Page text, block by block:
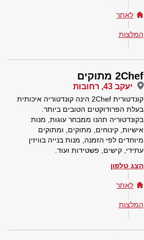
לאתר
המלצות
2Chef מתוקים
יעקב 43, רחובות
קונדטורית 2Chef הינה קונדטוריה איכותית
בעלת הפרודוקטים הטובים ביותר.
בקונדטוריה תהנו ממבחר עוגות, מנות
אישיות, קינוחים, מתוקים, ומתוקים
מיוחדים לפי הזמנה, מנות בנייה בוויזין
עתידי, קישים, פשטידות ועוד.
הצג טלפון
לאתר
המלצות